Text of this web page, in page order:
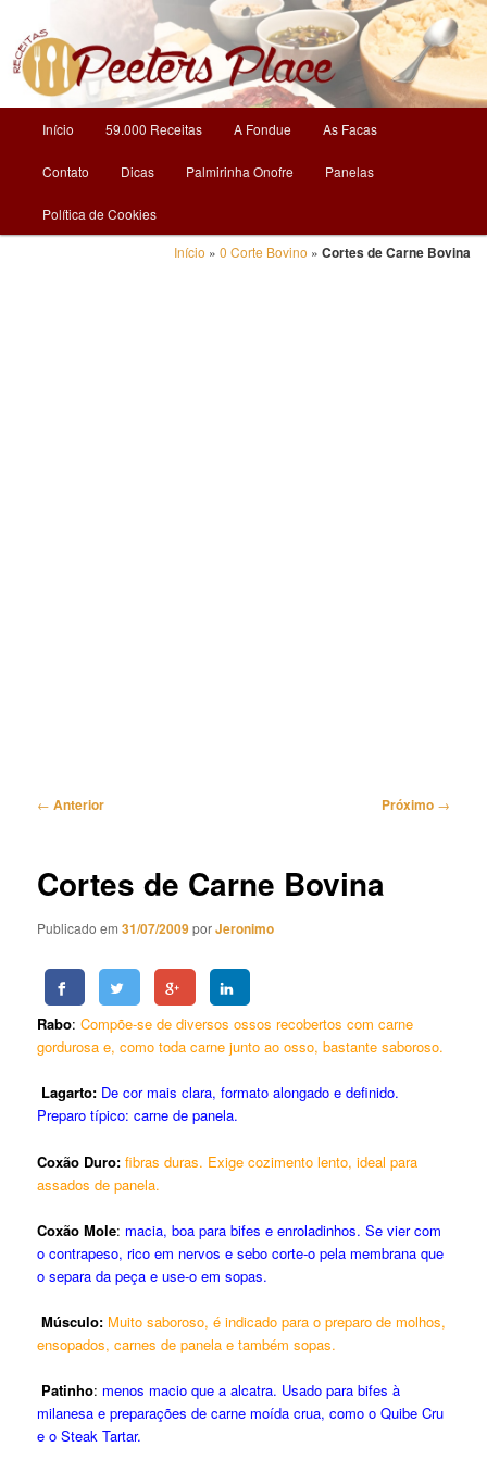
Receitas | Peeters Place
O Mundo da Culinária
principal
Pular
para
o
Início 59.000 Receitas A Fondue As Facas
Contato Dicas Palmirinha Onofre Panelas
Política de Cookies
Início » 0 Corte Bovino » Cortes de Carne Bovina
Navegação
← Anterior Próximo →
Cortes de Carne Bovina
Publicado em31/07/2009porJeronimo
Rabo: Compõe-se de diversos ossos recobertos com carne
gordurosa e, como toda carne junto ao osso, bastante saboroso.
Lagarto: De cor mais clara, formato alongado e definido.
Preparo típico: carne de panela.
Coxão Duro: fibras duras. Exige cozimento lento, ideal para
assados de panela.
Coxão Mole: macia, boa para bifes e enroladinhos. Se vier com
o contrapeso, rico em nervos e sebo corte-o pela membrana que
o separa da peça e use-o em sopas.
Músculo: Muito saboroso, é indicado para o preparo de molhos,
ensopados, carnes de panela e também sopas.
Patinho: menos macio que a alcatra. Usado para bifes à
milanesa e preparações de carne moída crua, como o Quibe Cru
e o Steak Tartar.